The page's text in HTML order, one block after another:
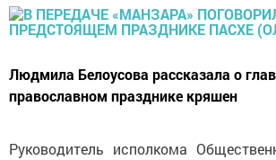
Людмила Белоусова рассказала о
православном празднике кряшен
Руководитель исполкома